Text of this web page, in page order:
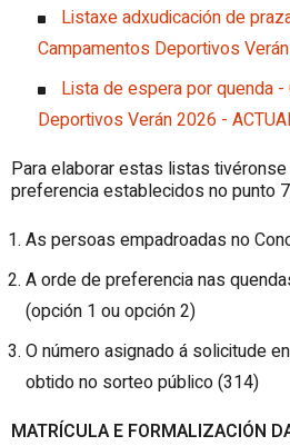
Listaxe adxudicación de
Campamentos Deportivos
Lista de espera por quenda
Deportivos Verán 2026 -
Para elaborar estas listas
preferencia establecidos no punto
As persoas empadroadas no
A orde de preferencia nas
(opción 1 ou opción 2)
O número asignado á solicitude
obtido no sorteo público (314)
MATRÍCULA E FORMALIZACIÓN